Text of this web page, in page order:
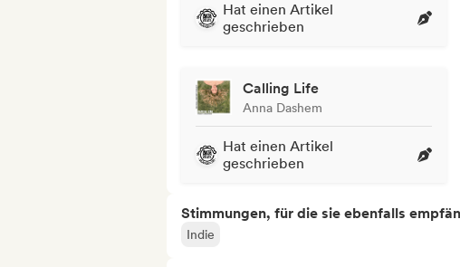
Hat einen Artikel
geschrieben
Calling Life
Anna Dashem
Hat einen Artikel
geschrieben
Stimmungen, für die sie ebenfalls
Indie